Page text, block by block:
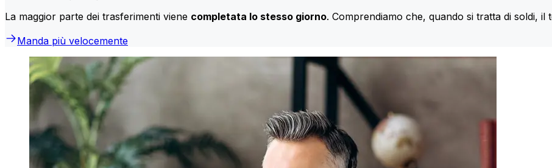
La maggior parte dei trasferimenti viene completata lo stesso giorno. Comprendiamo che, quando si tratta di soldi, il
Manda più velocemente